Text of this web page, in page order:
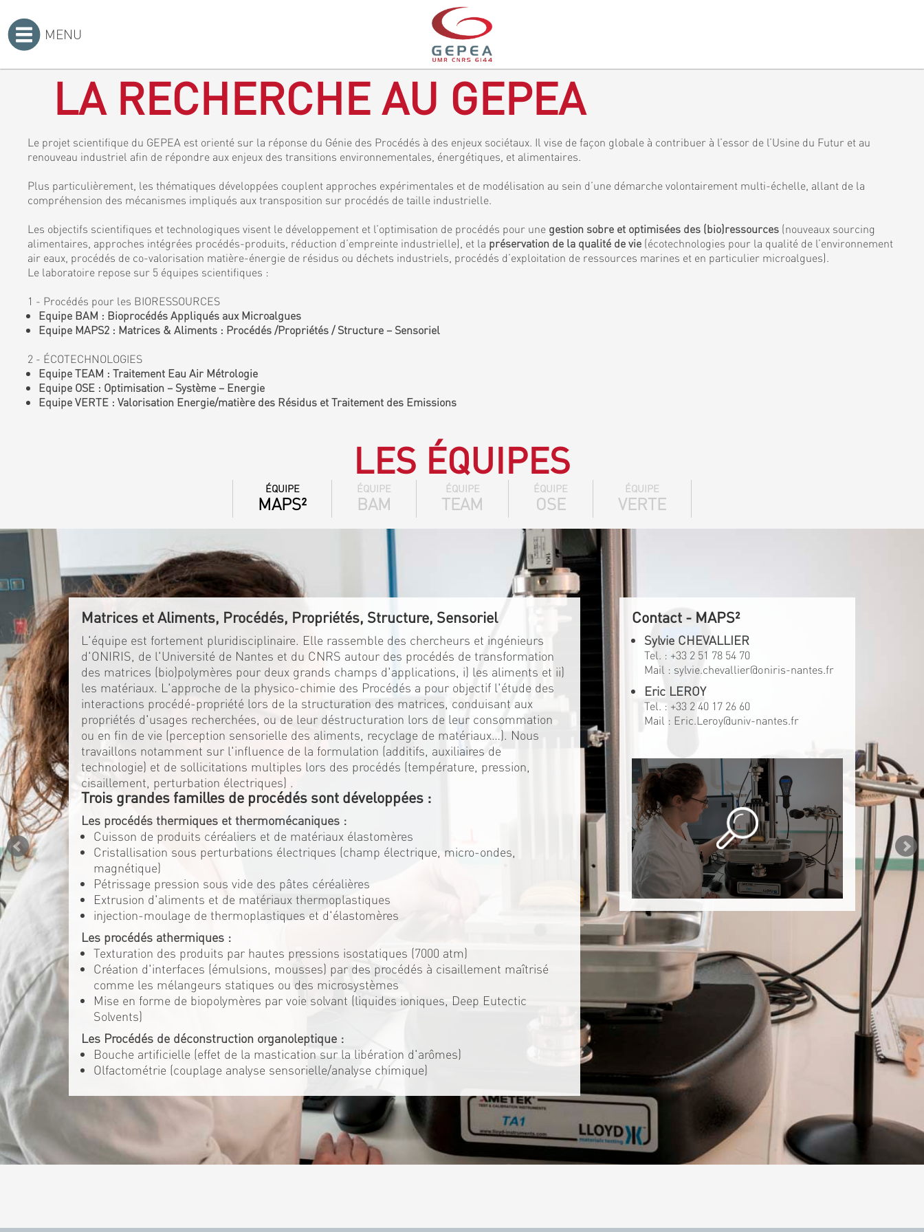
MENU
LA RECHERCHE AU GEPEA
Le projet scientifique du GEPEA est orienté sur la réponse du Génie des Procédés à des enjeux sociétaux. Il vise de façon globale à contribuer à l’essor de l’Usine du Futur et au
renouveau industriel afin de répondre aux enjeux des transitions environnementales, énergétiques, et alimentaires.
Plus particulièrement, les thématiques développées couplent approches expérimentales et de modélisation au sein d’une démarche volontairement multi-échelle, allant de la
compréhension des mécanismes impliqués aux transposition sur procédés de taille industrielle.
Les objectifs scientifiques et technologiques visent le développement et l’optimisation de procédés pour une gestion sobre et optimisées des (bio)ressources (nouveaux sourcing
alimentaires, approches intégrées procédés-produits, réduction d’empreinte industrielle), et la préservation de la qualité de vie (écotechnologies pour la qualité de l’environnement
air eaux, procédés de co-valorisation matière-énergie de résidus ou déchets industriels, procédés d’exploitation de ressources marines et en particulier microalgues).
Le laboratoire repose sur 5 équipes scientifiques :
1 - Procédés pour les BIORESSOURCES
Equipe BAM : Bioprocédés Appliqués aux Microalgues
Equipe MAPS2 : Matrices & Aliments : Procédés /Propriétés / Structure – Sensoriel
2 - ÉCOTECHNOLOGIES
Equipe TEAM : Traitement Eau Air Métrologie
Equipe OSE : Optimisation – Système – Energie
Equipe VERTE : Valorisation Energie/matière des Résidus et Traitement des Emissions
LES ÉQUIPES
ÉQUIPE
MAPS²
ÉQUIPE
BAM
ÉQUIPE
TEAM
ÉQUIPE
OSE
ÉQUIPE
VERTE
Matrices et Aliments, Procédés, Propriétés, Structure, Sensoriel
L'équipe est fortement pluridisciplinaire. Elle rassemble des chercheurs et ingénieurs
d'ONIRIS, de l'Université de Nantes et du CNRS autour des procédés de transformation
des matrices (bio)polymères pour deux grands champs d'applications, i) les aliments et ii)
les matériaux. L'approche de la physico-chimie des Procédés a pour objectif l'étude des
interactions procédé-propriété lors de la structuration des matrices, conduisant aux
propriétés d'usages recherchées, ou de leur déstructuration lors de leur consommation
ou en fin de vie (perception sensorielle des aliments, recyclage de matériaux…). Nous
travaillons notamment sur l'influence de la formulation (additifs, auxiliaires de
technologie) et de sollicitations multiples lors des procédés (température, pression,
cisaillement, perturbation électriques) .
Trois grandes familles de procédés sont développées :
Les procédés thermiques et thermomécaniques :
Cuisson de produits céréaliers et de matériaux élastomères
Cristallisation sous perturbations électriques (champ électrique, micro-ondes,
magnétique)
Pétrissage pression sous vide des pâtes céréalières
Extrusion d'aliments et de matériaux thermoplastiques
injection-moulage de thermoplastiques et d'élastomères
Les procédés athermiques :
Texturation des produits par hautes pressions isostatiques (7000 atm)
Création d'interfaces (émulsions, mousses) par des procédés à cisaillement maîtrisé
comme les mélangeurs statiques ou des microsystèmes
Mise en forme de biopolymères par voie solvant (liquides ioniques, Deep Eutectic
Solvents)
Les Procédés de déconstruction organoleptique :
Bouche artificielle (effet de la mastication sur la libération d'arômes)
Olfactométrie (couplage analyse sensorielle/analyse chimique)
Contact - MAPS²
Sylvie CHEVALLIER
Tel. : +33 2 51 78 54 70
Mail : sylvie.chevallier@oniris-nantes.fr
Eric LEROY
Tel. : +33 2 40 17 26 60
Mail : Eric.Leroy@univ-nantes.fr